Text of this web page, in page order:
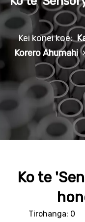
Kei konei koe:
Korero Ahumahi
Ko te
Tirohanga: 0